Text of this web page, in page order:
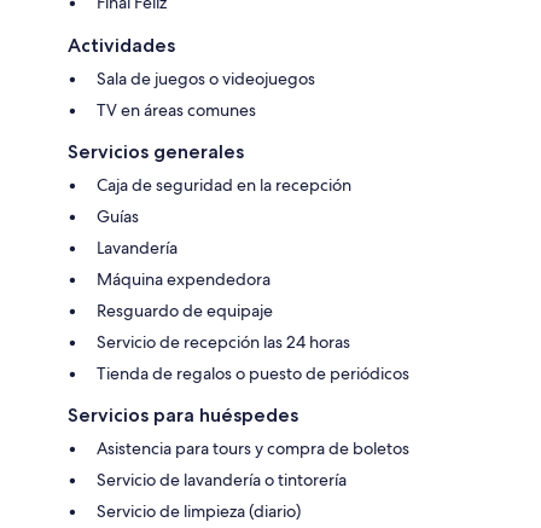
Actividades
Sala de juegos o videojuegos
TV en áreas comunes
Servicios generales
Caja de seguridad en la recepción
Guías
Lavandería
Máquina expendedora
Resguardo de equipaje
Servicio de recepción las 24 horas
Tienda de regalos o puesto de periódicos
Servicios para huéspedes
Asistencia para tours y compra de boletos
Servicio de lavandería o tintorería
Servicio de limpieza (diario)